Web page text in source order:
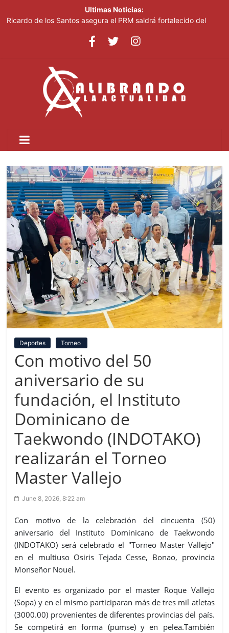
Ultimas Noticias:
Ricardo de los Santos asegura el PRM saldrá fortalecido del
70,000 personas serán beneficiadas con saneamiento de las
Centroamericanos
Thalia Terrero se reencuentra con el oro, ocho años después
Pronostican cielo soleado y temperaturas de hasta 35 °C este
Deportes Torneo
Con motivo del 50
aniversario de su
fundación, el Instituto
Dominicano de
Taekwondo (INDOTAKO)
realizarán el Torneo
Master Vallejo
June 8, 2026, 8:22 am
Con motivo de la celebración del cincuenta (50)
aniversario del Instituto Dominicano de Taekwondo
(INDOTAKO) será celebrado el "Torneo Master Vallejo"
en el multiuso Osiris Tejada Cesse, Bonao, provincia
Monseñor Nouel.
El evento es organizado por el master Roque Vallejo
(Sopa) y en el mismo participaran más de tres mil atletas
(3000.00) provenientes de diferentes provincias del país.
Se competirá en forma (pumse) y en pelea.También